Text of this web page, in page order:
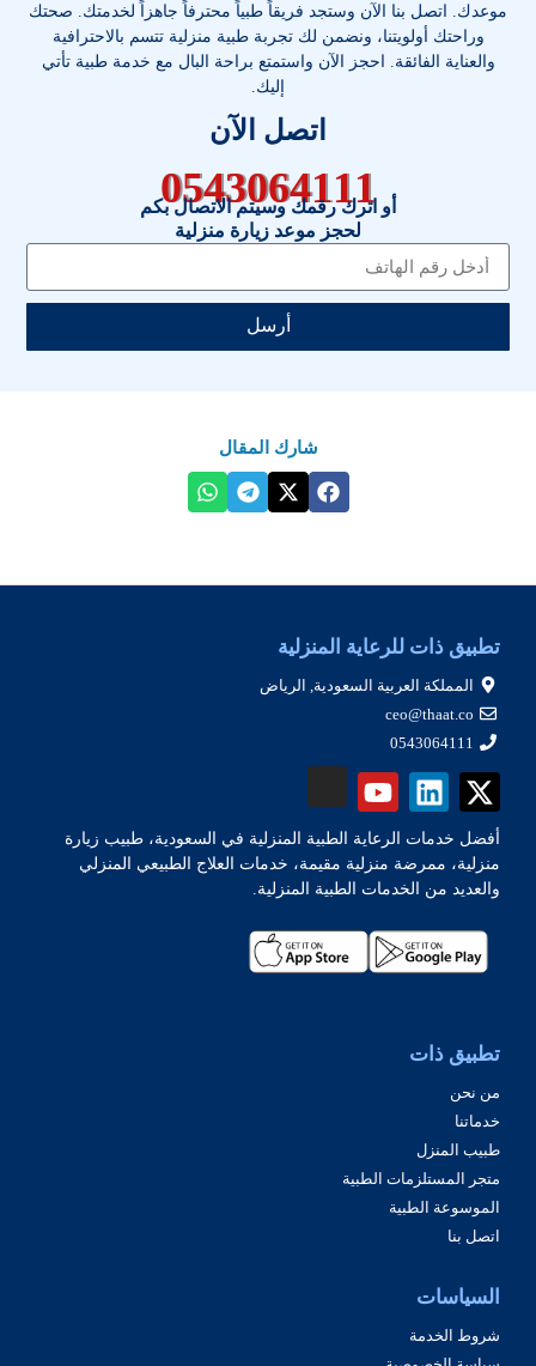
موعدك. اتصل بنا الآن وستجد فريقاً طبياً محترفاً جاهزاً لخدمتك. صحتك
وراحتك أولويتنا، ونضمن لك تجربة طبية منزلية تتسم بالاحترافية
والعناية الفائقة. احجز الآن واستمتع براحة البال مع خدمة طبية تأتي
إليك.
اتصل الآن
0543064111
أو اترك رقمك وسيتم الاتصال بكم
لحجز موعد زيارة منزلية
أرسل
شارك المقال
تطبيق ذات للرعاية المنزلية
المملكة العربية السعودية, الرياض
ceo@thaat.co
0543064111
أفضل خدمات الرعاية الطبية المنزلية في السعودية، طبيب زيارة
منزلية، ممرضة منزلية مقيمة، خدمات العلاج الطبيعي المنزلي
والعديد من الخدمات الطبية المنزلية.
تطبيق ذات
من نحن
خدماتنا
طبيب المنزل
متجر المستلزمات الطبية
الموسوعة الطبية
اتصل بنا
السياسات
شروط الخدمة